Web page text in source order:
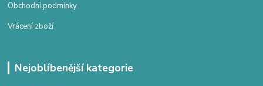
Obchodní podmínky
Vrácení zboží
Nejoblíbenější kategorie